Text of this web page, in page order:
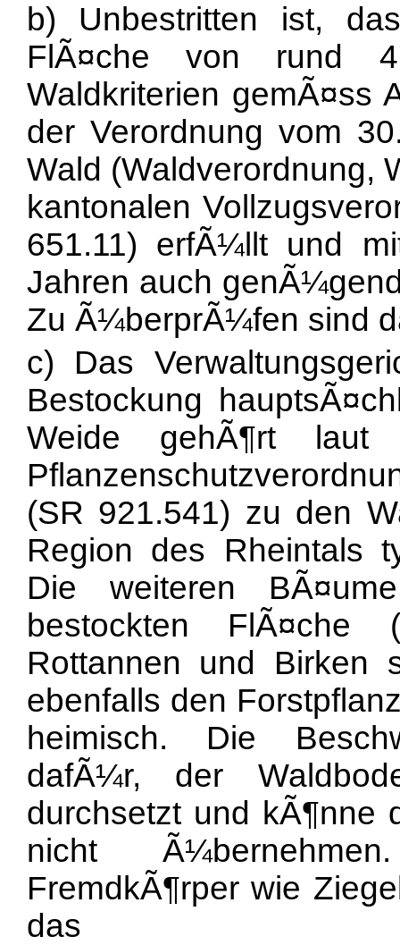
b) Unbestritten ist,
FlÃ¤che von rund
Waldkriterien gemÃ¤ss
der Verordnung vom
Wald (Waldverordnung,
kantonalen
651.11) erfÃ¼llt und
Jahren auch
Zu Ã¼berprÃ¼fen sind
c) Das
Bestockung
Weide gehÃ¶rt
(SR 921.541) zu den
Region des Rheintals
Die weiteren
bestockten FlÃ¤che
Rottannen und Birken
ebenfalls den
heimisch. Die
dafÃ¼r, der
durchsetzt und kÃ¶nne
nicht
FremdkÃ¶rper wie
das